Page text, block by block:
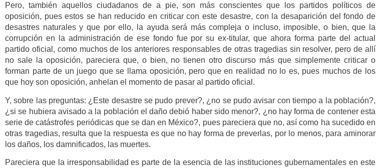
Pero, también aquellos ciudadanos de a pie, son más conscientes que los partidos políticos de
oposición, pues estos se han reducido en criticar con este desastre, con la desaparición del fondo de
desastres naturales y que por ello, la ayuda será más compleja o incluso, imposible, o bien, que la
corrupción en la administración de ese fondo fue por su ex-titular, que ahora forma parte del actual
partido oficial, como muchos de los anteriores responsables de otras tragedias sin resolver, pero de allí
no sale la oposición, pareciera que, o bien, no tienen otro discurso más que simplemente criticar o
forman parte de un juego que se llama oposición, pero que en realidad no lo es, pues muchos de los
que hoy son oposición, anhelan el momento de pasar al partido oficial.
Y, sobre las preguntas: ¿Este desastre se pudo prever?, ¿no se pudo avisar con tiempo a la población?,
¿si se hubiera avisado a la población el daño debió haber sido menor?, ¿no hay forma de contener esta
serie de catástrofes periódicas que se dan en México?, pues pareciera que no, así como ha sucedido en
otras tragedias, resulta que la respuesta es que no hay forma de preverlas, por lo menos, para aminorar
los daños, los damnificados, las muertes.
Pareciera que la irresponsabilidad es parte de la esencia de las instituciones gubernamentales en este